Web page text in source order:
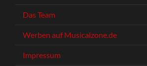
Das Team
Werben auf Musicalzone.de
Impressum